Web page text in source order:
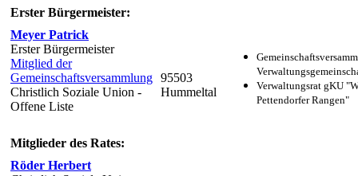
Erster Bürgermeister:
Meyer Patrick
Erster Bürgermeister
Mitglied der
Gemeinschaftsversammlung
Christlich Soziale Union -
Offene Liste
95503
Hummeltal
Verwaltungsrat gKU
Pettendorfer Rangen"
Mitglieder des Rates:
Röder Herbert